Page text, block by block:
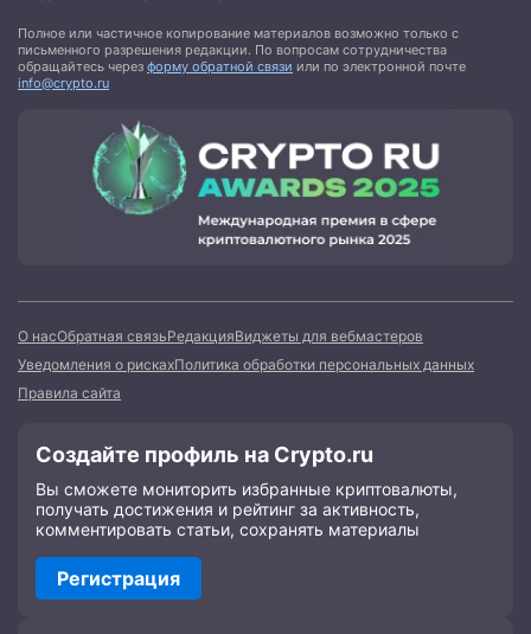
Полное или частичное копирование материалов возможно только с
письменного разрешения редакции. По вопросам сотрудничества
обращайтесь через форму обратной связи или по электронной почте
info@crypto.ru
О насОбратная связьРедакцияВиджеты для вебмастеров
Уведомления о рискахПолитика обработки персональных данных
Правила сайта
Создайте профиль на Crypto.ru
Вы сможете мониторить избранные криптовалюты,
получать достижения и рейтинг за активность,
комментировать статьи, сохранять материалы
Регистрация